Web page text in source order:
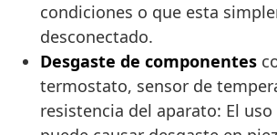
condiciones o que esta
desconectado.
Desgaste de componentes
termostato, sensor de
resistencia del aparato: El